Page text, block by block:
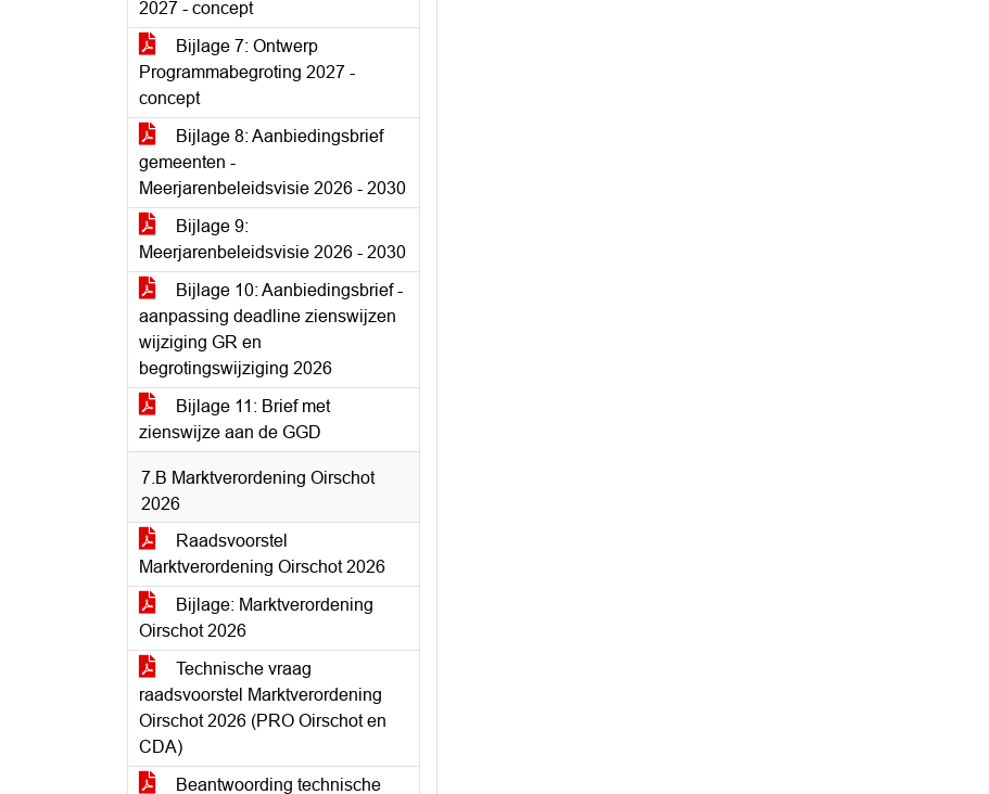
2027 - concept
Bijlage 7: Ontwerp
Programmabegroting 2027 -
concept
Bijlage 8: Aanbiedingsbrief
gemeenten -
Meerjarenbeleidsvisie 2026 - 2030
Bijlage 9:
Meerjarenbeleidsvisie 2026 - 2030
Bijlage 10: Aanbiedingsbrief -
aanpassing deadline zienswijzen
wijziging GR en
begrotingswijziging 2026
Bijlage 11: Brief met
zienswijze aan de GGD
7.B Marktverordening Oirschot
2026
Raadsvoorstel
Marktverordening Oirschot 2026
Bijlage: Marktverordening
Oirschot 2026
Technische vraag
raadsvoorstel Marktverordening
Oirschot 2026 (PRO Oirschot en
CDA)
Beantwoording technische